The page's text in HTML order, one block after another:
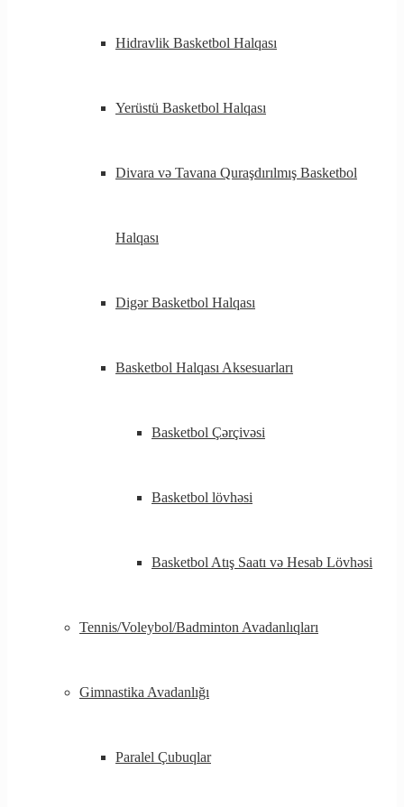
Hidravlik Basketbol Halqası
Yerüstü Basketbol Halqası
Divara və Tavana Quraşdırılmış Basketbol
Halqası
Digər Basketbol Halqası
Basketbol Halqası Aksesuarları
Basketbol Çərçivəsi
Basketbol lövhəsi
Basketbol Atış Saatı və Hesab Lövhəsi
Tennis/Voleybol/Badminton Avadanlıqları
Gimnastika Avadanlığı
Paralel Çubuqlar